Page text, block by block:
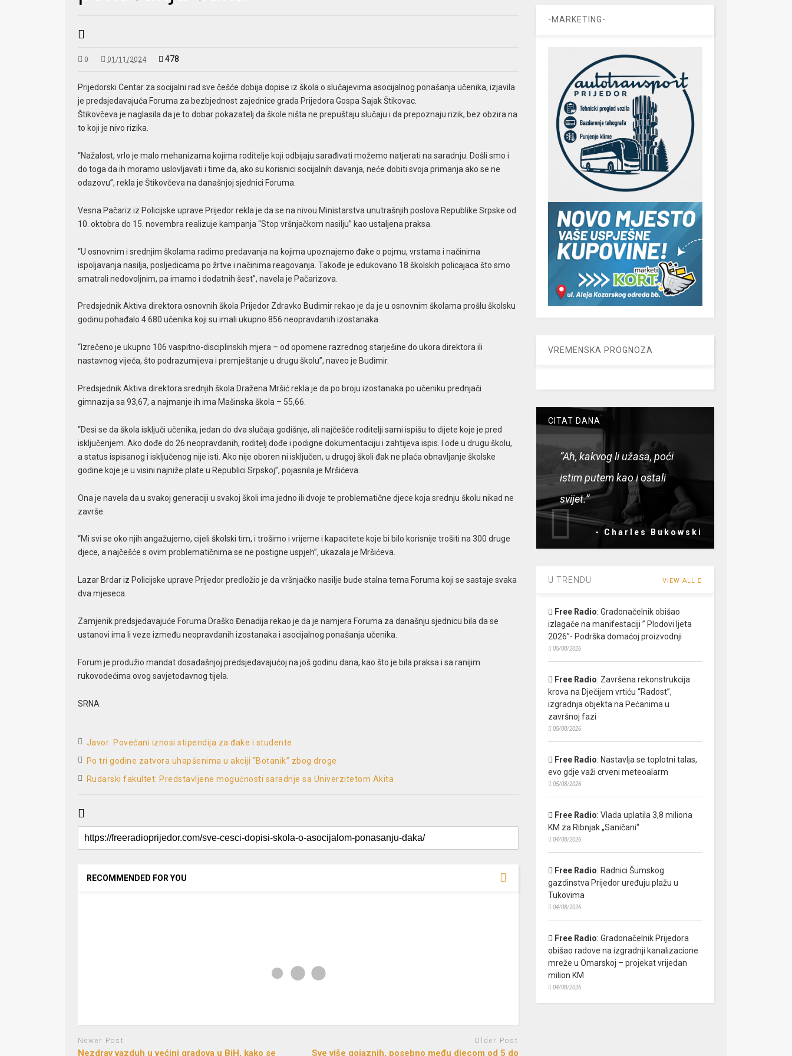
0 01/11/2024 478
Prijedorski Centar za socijalni rad sve češće dobija dopise iz škola o slučajevima asocijalnog ponašanja učenika, izjavila
je predsjedavajuća Foruma za bezbjednost zajednice grada Prijedora Gospa Sajak Štikovac.
Štikovčeva je naglasila da je to dobar pokazatelj da škole ništa ne prepuštaju slučaju i da prepoznaju rizik, bez obzira na
to koji je nivo rizika.
“Nažalost, vrlo je malo mehanizama kojima roditelje koji odbijaju sarađivati možemo natjerati na saradnju. Došli smo i
do toga da ih moramo uslovljavati i time da, ako su korisnici socijalnih davanja, neće dobiti svoja primanja ako se ne
odazovu”, rekla je Štikovčeva na današnjoj sjednici Foruma.
Vesna Pačariz iz Policijske uprave Prijedor rekla je da se na nivou Ministarstva unutrašnjih poslova Republike Srpske od
10. oktobra do 15. novembra realizuje kampanja “Stop vršnjačkom nasilju” kao ustaljena praksa.
“U osnovnim i srednjim školama radimo predavanja na kojima upoznajemo đake o pojmu, vrstama i načinima
ispoljavanja nasilja, posljedicama po žrtve i načinima reagovanja. Takođe je edukovano 18 školskih policajaca što smo
smatrali nedovoljnim, pa imamo i dodatnih šest”, navela je Pačarizova.
Predsjednik Aktiva direktora osnovnih škola Prijedor Zdravko Budimir rekao je da je u osnovnim školama prošlu školsku
godinu pohađalo 4.680 učenika koji su imali ukupno 856 neopravdanih izostanaka.
“Izrečeno je ukupno 106 vaspitno-disciplinskih mjera – od opomene razrednog starješine do ukora direktora ili
nastavnog vijeća, što podrazumijeva i premještanje u drugu školu”, naveo je Budimir.
Predsjednik Aktiva direktora srednjih škola Dražena Mršić rekla je da po broju izostanaka po učeniku prednjači
gimnazija sa 93,67, a najmanje ih ima Mašinska škola – 55,66.
“Desi se da škola isključi učenika, jedan do dva slučaja godišnje, ali najčešće roditelji sami ispišu to dijete koje je pred
isključenjem. Ako dođe do 26 neopravdanih, roditelj dođe i podigne dokumentaciju i zahtijeva ispis. I ode u drugu školu,
a status ispisanog i isključenog nije isti. Ako nije oboren ni isključen, u drugoj školi đak ne plaća obnavljanje školske
godine koje je u visini najniže plate u Republici Srpskoj”, pojasnila je Mršićeva.
Ona je navela da u svakoj generaciji u svakoj školi ima jedno ili dvoje te problematične djece koja srednju školu nikad ne
završe.
“Mi svi se oko njih angažujemo, cijeli školski tim, i trošimo i vrijeme i kapacitete koje bi bilo korisnije trošiti na 300 druge
djece, a najčešće s ovim problematičnima se ne postigne uspjeh”, ukazala je Mršićeva.
Lazar Brdar iz Policijske uprave Prijedor predložio je da vršnjačko nasilje bude stalna tema Foruma koji se sastaje svaka
dva mjeseca.
Zamjenik predsjedavajuće Foruma Draško Đenadija rekao je da je namjera Foruma za današnju sjednicu bila da se
ustanovi ima li veze između neopravdanih izostanaka i asocijalnog ponašanja učenika.
Forum je produžio mandat dosadašnjoj predsjedavajućoj na još godinu dana, kao što je bila praksa i sa ranijim
rukovodećima ovog savjetodavnog tijela.
SRNA
Javor: Povećani iznosi stipendija za đake i studente
Po tri godine zatvora uhapšenima u akciji “Botanik” zbog droge
Rudarski fakultet: Predstavljene mogućnosti saradnje sa Univerzitetom Akita
RECOMMENDED FOR YOU
Newer Post
Nezdrav vazduh u većini gradova u BiH, kako se
Older Post
Sve više gojaznih, posebno među djecom od 5 do
-MARKETING-
VREMENSKA PROGNOZA
CITAT DANA
“Ah, kakvog li užasa, poći
istim putem kao i ostali
svijet.”
- Charles Bukowski
U TRENDU VIEW ALL
Free Radio: Gradonačelnik obišao
izlagače na manifestaciji ” Plodovi ljeta
2026”- Podrška domaćoj proizvodnji
05/08/2026
Free Radio: Završena rekonstrukcija
krova na Dječijem vrtiću “Radost”,
izgradnja objekta na Pećanima u
završnoj fazi
05/08/2026
Free Radio: Nastavlja se toplotni talas,
evo gdje važi crveni meteoalarm
05/08/2026
Free Radio: Vlada uplatila 3,8 miliona
KM za Ribnjak „Saničani“
04/08/2026
Free Radio: Radnici Šumskog
gazdinstva Prijedor uređuju plažu u
Tukovima
04/08/2026
Free Radio: Gradonačelnik Prijedora
obišao radove na izgradnji kanalizacione
mreže u Omarskoj – projekat vrijedan
milion KM
04/08/2026